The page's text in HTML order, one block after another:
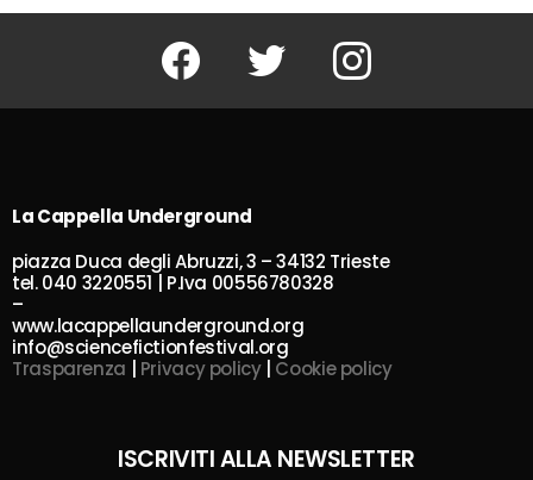
Facebook Twitter Instagram
La Cappella Underground
piazza Duca degli Abruzzi, 3 – 34132 Trieste
tel. 040 3220551 | P.Iva 00556780328
–
www.lacappellaunderground.org
info@sciencefictionfestival.org
Trasparenza | Privacy policy| Cookie policy
ISCRIVITI ALLA NEWSLETTER